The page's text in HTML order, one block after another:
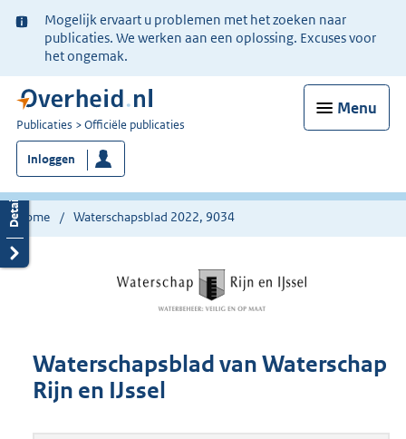
Ter
informatie:
Mogelijk ervaart u problemen met het zoeken naar
publicaties. We werken aan een oplossing. Excuses voor
het ongemak.
Menu
U
bent
nu
hier:
Publicaties Officiële publicaties
Inloggen
Home Waterschapsblad 2022, 9034
Waterschapsblad van Waterschap
Rijn en IJssel